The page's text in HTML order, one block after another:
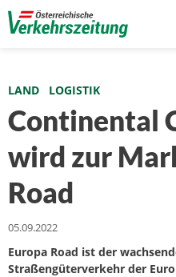
LAND LOGISTIK
Continental
wird zur
Road
05.09.2022
Europa Road ist der
Straßengüterverkehr der